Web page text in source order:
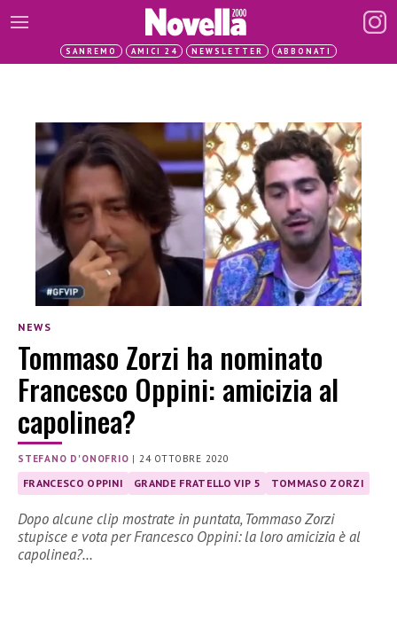
SANREMO AMICI 24 NEWSLETTER ABBONATI
NEWS
Tommaso Zorzi ha nominato
Francesco Oppini: amicizia al
capolinea?
STEFANO D'ONOFRIO |24 OTTOBRE 2020
FRANCESCO OPPINI GRANDE FRATELLO VIP 5 TOMMASO ZORZI
Dopo alcune clip mostrate in puntata, Tommaso Zorzi
stupisce e vota per Francesco Oppini: la loro amicizia è al
capolinea?…